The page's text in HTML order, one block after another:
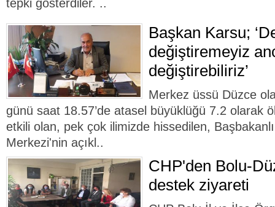
tepki gösterdiler. ..
Başkan Karsu;
değiştiremeyiz
değiştirebiliriz’
Merkez üssü Düzce
günü saat 18.57’de atasel büyüklüğü 7.2 olarak
etkili olan, pek çok ilimizde hissedilen,
Merkezi'nin açıkl..
CHP'den Bolu-
destek ziyareti